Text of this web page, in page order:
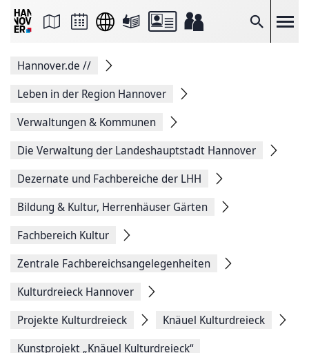
Suche
Seite
Facebook
teilen
Seitenlink
Seite
Hannover.de //
Leben in der Region Hannover
Verwaltungen & Kommunen
Die Verwaltung der Landeshauptstadt Hannover
Dezernate und Fachbereiche der LHH
Bildung & Kultur, Herrenhäuser Gärten
Fachbereich Kultur
Zentrale Fachbereichsangelegenheiten
Kulturdreieck Hannover
Projekte Kulturdreieck
Knäuel Kulturdreieck
Kunstprojekt „Knäuel Kulturdreieck“